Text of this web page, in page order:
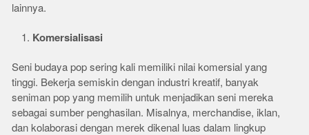
lainnya.
Komersialisasi
Seni budaya pop sering kali memiliki nilai komersial yang
tinggi. Bekerja semiskin dengan industri kreatif, banyak
seniman pop yang memilih untuk menjadikan seni mereka
sebagai sumber penghasilan. Misalnya, merchandise, iklan,
dan kolaborasi dengan merek dikenal luas dalam lingkup